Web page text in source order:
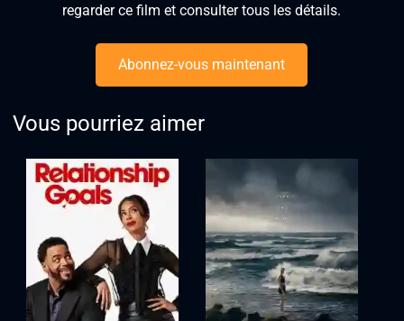
regarder ce film et consulter tous les détails.
Abonnez-vous maintenant
Vous pourriez aimer